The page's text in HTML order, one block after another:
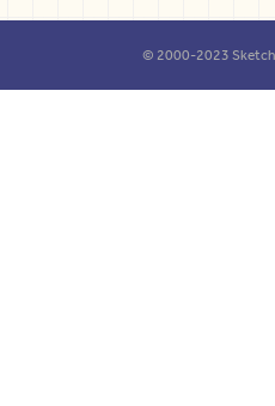
© 2000-2023